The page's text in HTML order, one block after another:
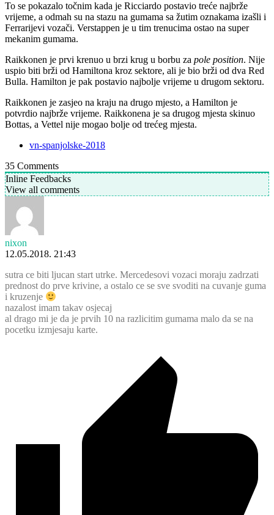
To se pokazalo točnim kada je Ricciardo postavio treće najbrže
vrijeme, a odmah su na stazu na gumama sa žutim oznakama izašli i
Ferrarijevi vozači. Verstappen je u tim trenucima ostao na super
mekanim gumama.
Raikkonen je prvi krenuo u brzi krug u borbu za pole position. Nije
uspio biti brži od Hamiltona kroz sektore, ali je bio brži od dva Red
Bulla. Hamilton je pak postavio najbolje vrijeme u drugom sektoru.
Raikkonen je zasjeo na kraju na drugo mjesto, a Hamilton je
potvrdio najbrže vrijeme. Raikkonena je sa drugog mjesta skinuo
Bottas, a Vettel nije mogao bolje od trećeg mjesta.
vn-spanjolske-2018
35 Comments
Inline Feedbacks
View all comments
nixon
12.05.2018. 21:43
sutra ce biti ljucan start utrke. Mercedesovi vozaci moraju zadrzati
prednost do prve krivine, a ostalo ce se sve svoditi na cuvanje guma
i kruzenje
nazalost imam takav osjecaj
al drago mi je da je prvih 10 na razlicitim gumama malo da se na
pocetku izmjesaju karte.